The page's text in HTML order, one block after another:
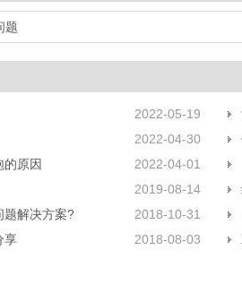
题
2022-05-19
2022-04-30
的原因
2022-04-01
2019-08-14
题解决方案?
2018-10-31
享
2018-08-03